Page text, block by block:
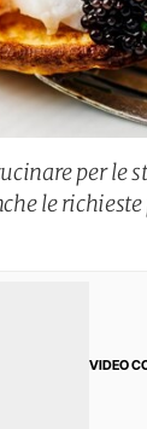
per le
le
VIDEO